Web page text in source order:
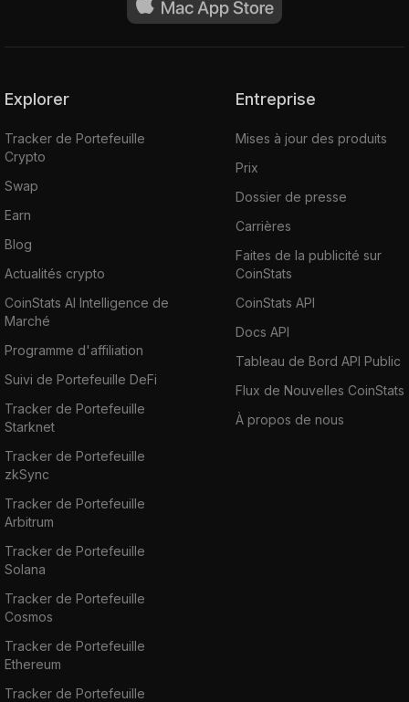
Explorer
Tracker de Portefeuille
Crypto
Swap
Earn
Blog
Actualités crypto
CoinStats AI Intelligence de
Marché
Programme d'affiliation
Suivi de Portefeuille DeFi
Tracker de Portefeuille
Starknet
Tracker de Portefeuille
zkSync
Tracker de Portefeuille
Arbitrum
Tracker de Portefeuille
Solana
Tracker de Portefeuille
Cosmos
Tracker de Portefeuille
Ethereum
Tracker de Portefeuille
Entreprise
Mises à jour des produits
Prix
Dossier de presse
Carrières
Faites de la publicité sur
CoinStats
CoinStats API
Docs API
Tableau de Bord API Public
Flux de Nouvelles CoinStats
À propos de nous